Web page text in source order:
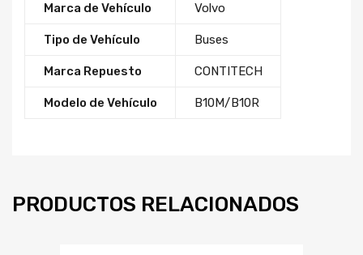
Marca de Vehículo Volvo
Tipo de Vehículo Buses
Marca Repuesto CONTITECH
Modelo de Vehículo B10M/B10R
PRODUCTOS RELACIONADOS